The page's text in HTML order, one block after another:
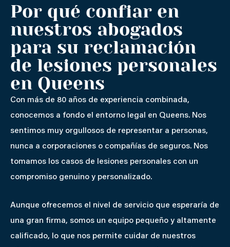
Por qué confiar en
nuestros abogados
para su reclamación
de lesiones personales
en Queens
Con más de 80 años de experiencia combinada,
conocemos a fondo el entorno legal en Queens. Nos
sentimos muy orgullosos de representar a personas,
nunca a corporaciones o compañías de seguros. Nos
tomamos los casos de lesiones personales con un
compromiso genuino y personalizado.
Aunque ofrecemos el nivel de servicio que esperaría de
una gran firma, somos un equipo pequeño y altamente
calificado, lo que nos permite cuidar de nuestros